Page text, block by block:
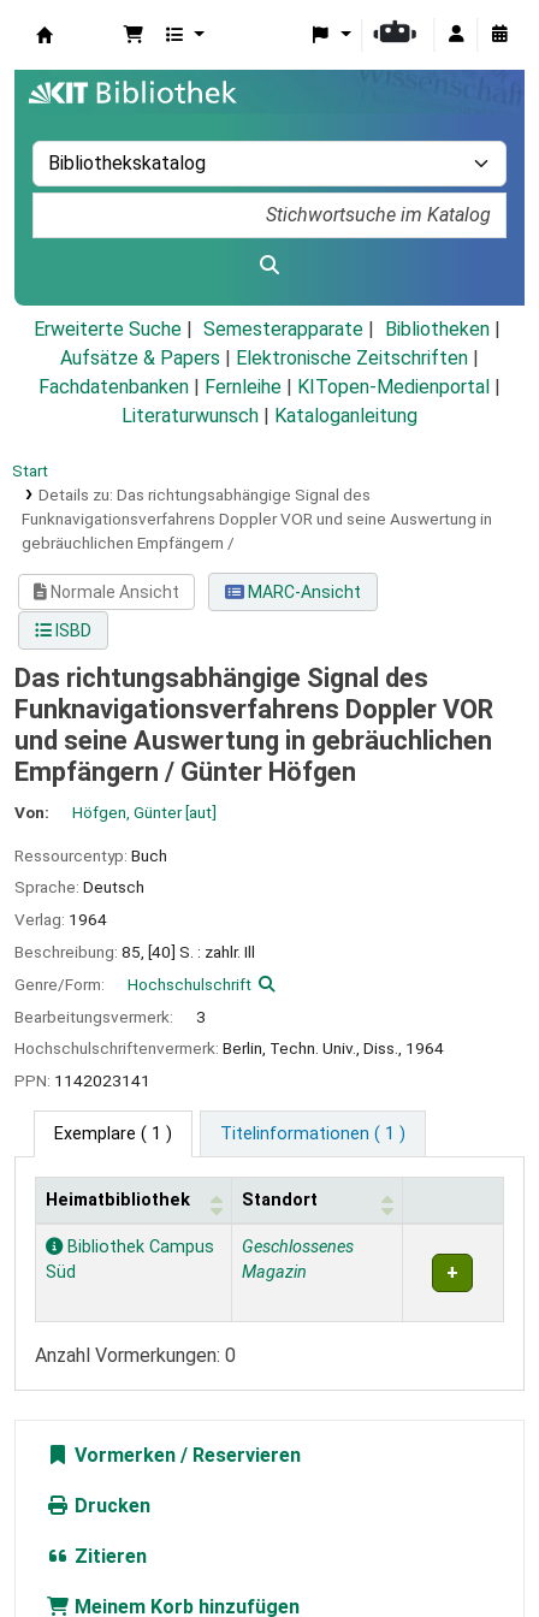
Erweiterte Suche Semesterapparate
Bibliotheken
Aufsätze & Papers
Elektronische Zeitschriften
Fachdatenbanken
Fernleihe KITopen-Medienportal
Literaturwunsch
Kataloganleitung
Start
Details zu: Das richtungsabhängige Signal des
Funknavigationsverfahrens Doppler VOR und seine Auswertung in
gebräuchlichen Empfängern /
Normale Ansicht
MARC-Ansicht
ISBD
Das richtungsabhängige Signal des
Funknavigationsverfahrens Doppler VOR
und seine Auswertung in gebräuchlichen
Empfängern / Günter Höfgen
Von: Höfgen, Günter[aut]
Ressourcentyp: Buch
Sprache: Deutsch
Verlag: 1964
Beschreibung: 85, [40] S. : zahlr. Ill
Genre/Form:
Hochschulschrift
Bearbeitungsvermerk:
3
Hochschulschriftenvermerk: Berlin, Techn. Univ., Diss., 1964
PPN: 1142023141
Exemplare ( 1 ) Titelinformationen ( 1 )
Exemplare
Heimatbibliothek Standort
Bibliothek Campus
Süd
Geschlossenes
Magazin
Anzahl Vormerkungen: 0
Vormerken
Drucken
Zitieren
Meinem Korb hinzufügen